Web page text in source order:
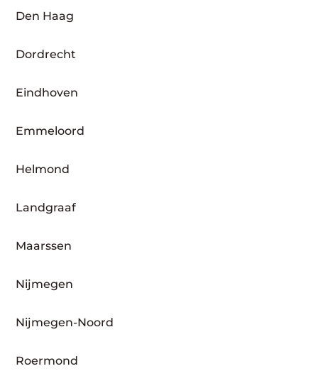
Den Haag
Dordrecht
Eindhoven
Emmeloord
Helmond
Landgraaf
Maarssen
Nijmegen
Nijmegen-Noord
Roermond